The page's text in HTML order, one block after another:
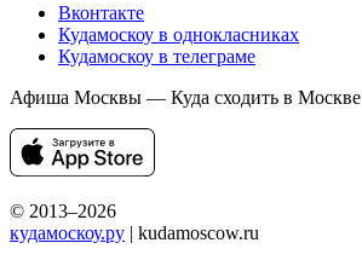
Вконтакте
Кудамоскоу в однокласниках
Кудамоскоу в телеграме
Афиша Москвы — Куда сходить в Москве
© 2013–2026
кудамоскоу.ру | kudamoscow.ru